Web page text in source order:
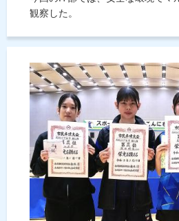
観察した。